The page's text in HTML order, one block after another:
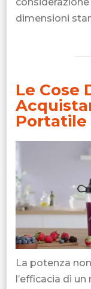
considerazione
dimensioni
Le Cose
Portatile
La potenza
l’efficacia di